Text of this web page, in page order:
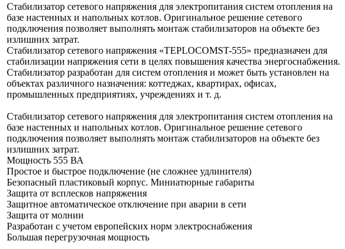
Стабилизатор сетевого напряжения для электропитания систем отопления на
базе настенных и напольных котлов. Оригинальное решение сетевого
подключения позволяет выполнять монтаж стабилизаторов на объекте без
излишних затрат.
Стабилизатор сетевого напряжения «TEPLOCOMST-555» предназначен для
стабилизации напряжения сети в целях повышения качества энергоснабжения.
Стабилизатор разработан для систем отопления и может быть установлен на
объектах различного назначения: коттеджах, квартирах, офисах,
промышленных предприятиях, учреждениях и т. д.
Стабилизатор сетевого напряжения для электропитания систем отопления на
базе настенных и напольных котлов. Оригинальное решение сетевого
подключения позволяет выполнять монтаж стабилизаторов на объекте без
излишних затрат.
Мощность 555 ВА
Простое и быстрое подключение (не сложнее удлинителя)
Безопасный пластиковый корпус. Миниатюрные габариты
Защита от всплесков напряжения
Защитное автоматическое отключение при аварии в сети
Защита от молнии
Разработан с учетом европейских норм электроснабжения
Большая перегрузочная мощность